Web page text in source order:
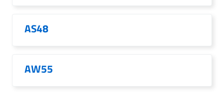
AS48
AW55